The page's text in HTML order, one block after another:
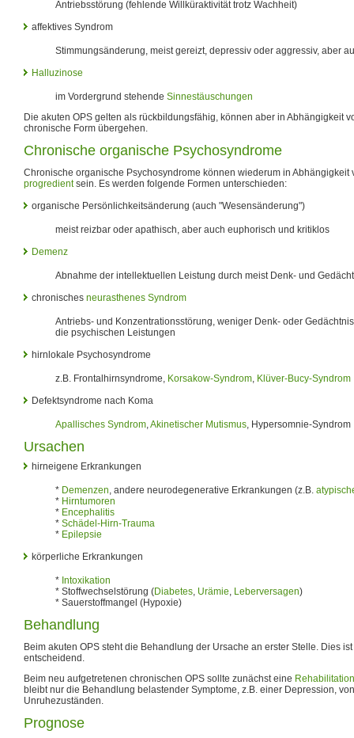
Antriebsstörung (fehlende Willküraktivität trotz Wachheit)
affektives Syndrom
Stimmungsänderung, meist gereizt, depressiv oder aggressiv, aber
Halluzinose
im Vordergrund stehende Sinnestäuschungen
Die akuten OPS gelten als rückbildungsfähig, können aber in Abhängigkeit
chronische Form übergehen.
Chronische organische Psychosyndrome
Chronische organische Psychosyndrome können wiederum in Abhängigkeit
progredientsein. Es werden folgende Formen unterschieden:
organische Persönlichkeitsänderung (auch "Wesensänderung")
meist reizbar oder apathisch, aber auch euphorisch und kritiklos
Demenz
Abnahme der intellektuellen Leistung durch meist Denk- und
chronisches neurasthenes Syndrom
Antriebs- und Konzentrationsstörung, weniger Denk- oder
die psychischen Leistungen
hirnlokale Psychosyndrome
z.B. Frontalhirnsyndrome, Korsakow-Syndrom, Klüver-Bucy-Syndrom
Defektsyndrome nach Koma
Apallisches Syndrom,Akinetischer Mutismus, Hypersomnie-Syndrom
Ursachen
hirneigene Erkrankungen
* Demenzen, andere neurodegenerative Erkrankungen (z.B.
* Hirntumoren
* Encephalitis
* Schädel-Hirn-Trauma
* Epilepsie
körperliche Erkrankungen
* Intoxikation
* Stoffwechselstörung (Diabetes, Urämie, Leberversagen)
* Sauerstoffmangel (Hypoxie)
Behandlung
Beim akuten OPS steht die Behandlung der Ursache an erster Stelle. Dies
entscheidend.
Beim neu aufgetretenen chronischen OPS sollte zunächst eine Rehabilitation
bleibt nur die Behandlung belastender Symptome, z.B. einer Depression,
Unruhezuständen.
Prognose